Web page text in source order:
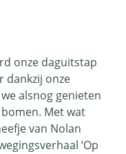
onze daguitstap
dankzij onze
alsnog genieten
Met wat
van Nolan
‘Op